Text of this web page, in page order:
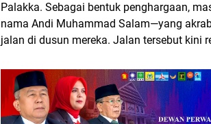
Palakka. Sebagai bentuk penghargaan,
nama Andi Muhammad Salam—yang
jalan di dusun mereka. Jalan tersebut kini